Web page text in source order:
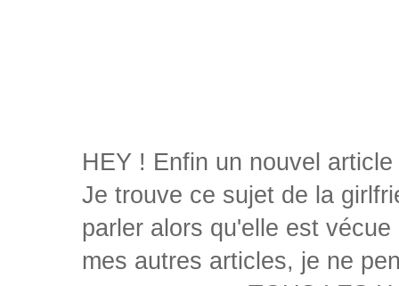
HEY ! Enfin un nouvel
Je trouve ce sujet de la
parler alors qu'elle est
mes autres articles, je ne